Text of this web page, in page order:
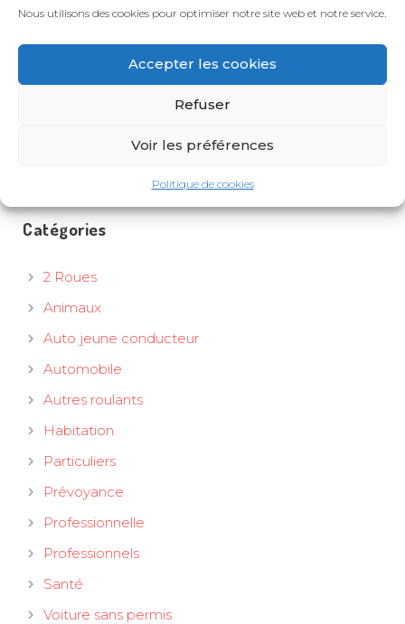
Nous utilisons des cookies pour optimiser notre site web et notre service.
Accepter les cookies
Refuser
Voir les préférences
Politique de cookies
Voyant orange voiture : alerte ou simple
comment le mettre en place ?
Permis de conduire dématérialisé : tout
Catégories
2 Roues
Animaux
Auto jeune conducteur
Automobile
Autres roulants
Habitation
Particuliers
Prévoyance
Professionnelle
Professionnels
Santé
Voiture sans permis